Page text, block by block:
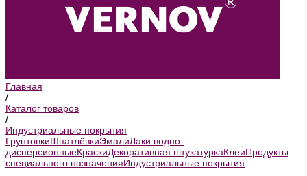
Главная
/
Каталог товаров
/
Индустриальные покрытия
ГрунтовкиШпатлёвкиЭмалиЛаки водно-
дисперсионныеКраскиДекоративная штукатуркаКлеиПродукты
специального назначенияИндустриальные покрытия